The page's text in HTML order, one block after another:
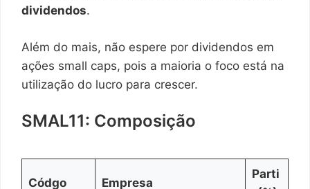
dividendos.
Além do mais, não espere por dividendos em
ações small caps, pois a maioria o foco está na
utilização do lucro para crescer.
SMAL11: Composição
Códgo Empresa
Parti